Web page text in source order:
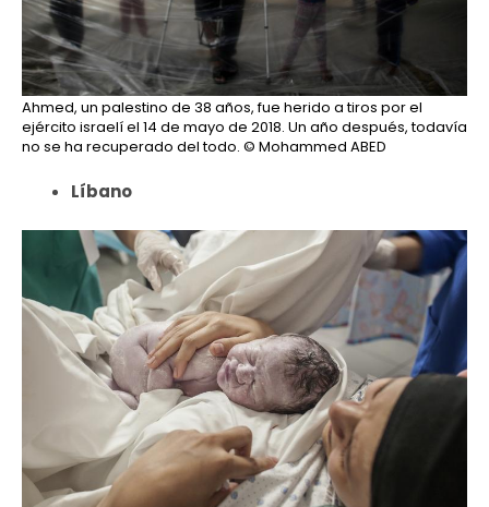
Ahmed, un palestino de 38 años, fue herido a tiros por el
ejército israelí el 14 de mayo de 2018. Un año después, todavía
no se ha recuperado del todo. © Mohammed ABED
Líbano